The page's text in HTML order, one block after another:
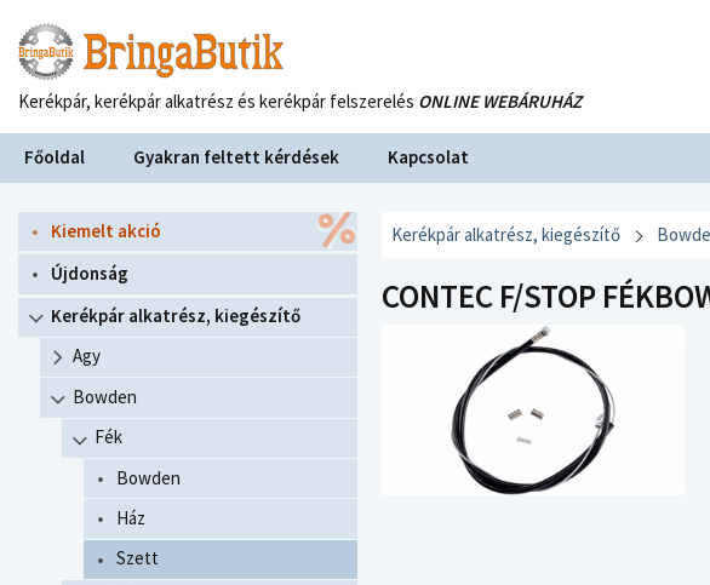
Kerékpár, kerékpár alkatrész és kerékpár felszerelés ONLINE WEBÁRUHÁZ
Főoldal Gyakran feltett kérdések Kapcsolat
Kiemelt akció
Újdonság
Kerékpár alkatrész, kiegészítő
Agy
Bowden
Fék
Bowden
Ház
Szett
Kerékpár alkatrész, kiegészítő
CONTEC F/STOP